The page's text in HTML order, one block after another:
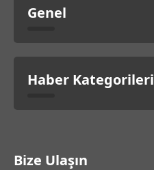
Genel
Haber Kategorileri
Bize Ulaşın